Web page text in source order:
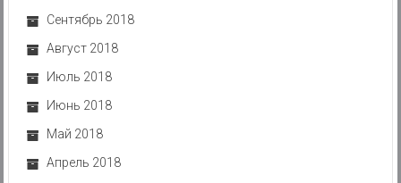
Сентябрь 2018
Август 2018
Июль 2018
Июнь 2018
Май 2018
Апрель 2018